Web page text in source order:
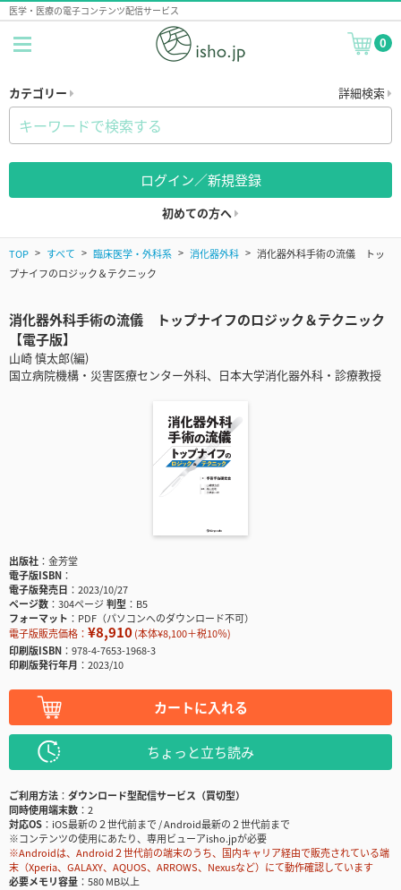
医学・医療の電子コンテンツ配信サービス
0
カテゴリー 詳細検索
ログイン／新規登録
初めての方へ
TOP すべて 臨床医学・外科系 消化器外科
消化器外科手術の流儀 トッ
プナイフのロジック＆テクニック
消化器外科手術の流儀 トップナイフのロジック＆テクニック
【電子版】
山崎 慎太郎(編)
国立病院機構・災害医療センター外科、日本大学消化器外科・診療教授
出版社
金芳堂
電子版ISBN
電子版発売日
2023/10/27
ページ数
304ページ判型
B5
フォーマット
PDF（パソコンへのダウンロード不可）
電子版販売価格： ¥8,910(本体¥8,100＋税10％)
印刷版ISBN
978-4-7653-1968-3
印刷版発行年月
2023/10
カートに入れる
ちょっと立ち読み
ご利用方法
ダウンロード型配信サービス（買切型）
同時使用端末数
2
対応OS
iOS最新の２世代前まで / Android最新の２世代前まで
※コンテンツの使用にあたり、専用ビューアisho.jpが必要
※Androidは、Android２世代前の端末のうち、国内キャリア経由で販売されている端
末（Xperia、GALAXY、AQUOS、ARROWS、Nexusなど）にて動作確認しています
必要メモリ容量
580 MB以上